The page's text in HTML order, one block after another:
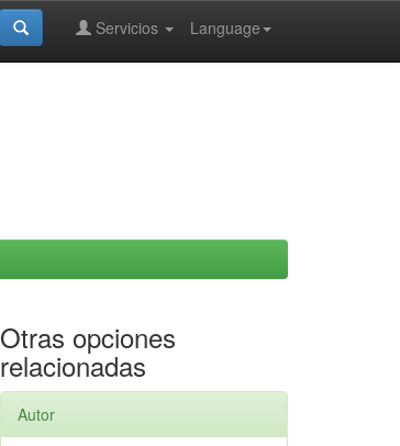
Language
Servicios
Otras opciones
relacionadas
Autor